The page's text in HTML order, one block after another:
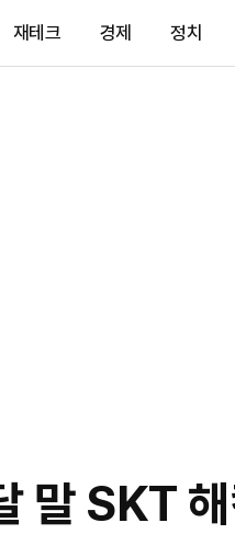
재테크 경제 정치
말 SKT